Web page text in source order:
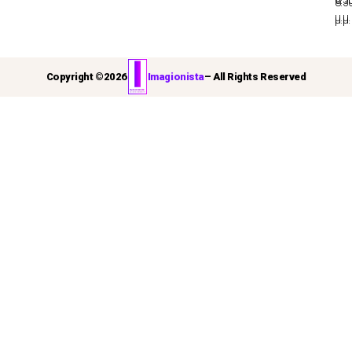
μ.μ.
μ.μ.
Copyright ©2026 Imagionista– All Rights Reserved